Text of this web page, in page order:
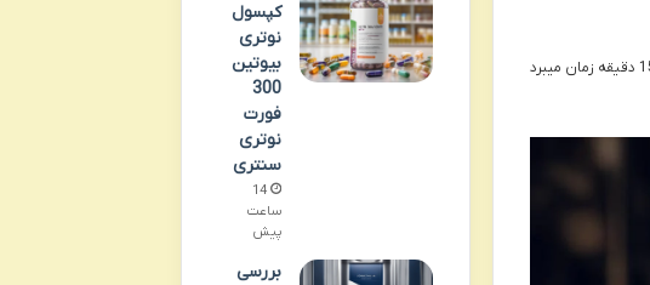
کپسول
نوتری
بیوتین
300
فورت
نوتری
سنتری
14
ساعت
پیش
بررسی